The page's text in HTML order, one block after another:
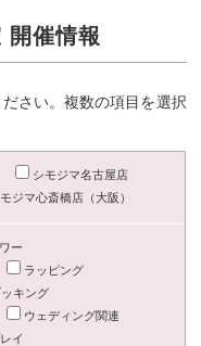
開催情報
さい。複数の項目を選択
シモジマ名古屋店
ジマ心斎橋店（大阪）
ー
ラッピング
キング
ウェディング関連
イ